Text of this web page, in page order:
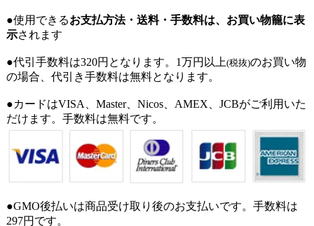
●使用できるお支払方法・送料・手数料は、お買い物籠に表
示されます
●代引手数料は320円となります。1万円以上(税抜)のお買い物
の場合、代引き手数料は無料となります。
●カードはVISA、Master、Nicos、AMEX、JCBがご利用いた
だけます。手数料は無料です。
●GMO後払いは商品受け取り後のお支払いです。手数料は
297円です。